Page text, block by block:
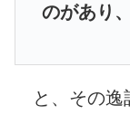
のがあり
と、その逸